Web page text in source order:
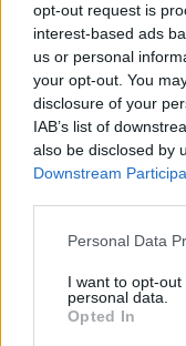
opt-out request is
interest-based ads
us or personal
your opt-out. You
disclosure of your
IAB’s list of
also be disclosed by
Downstream
Personal Data
I want to opt-
personal data.
Opted In
Renginiai
Klaipėda kviečia:
čempionato metu –
išskirtinė
visai šeimai